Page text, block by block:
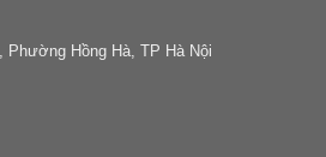
Phường Hồng Hà, TP Hà Nội